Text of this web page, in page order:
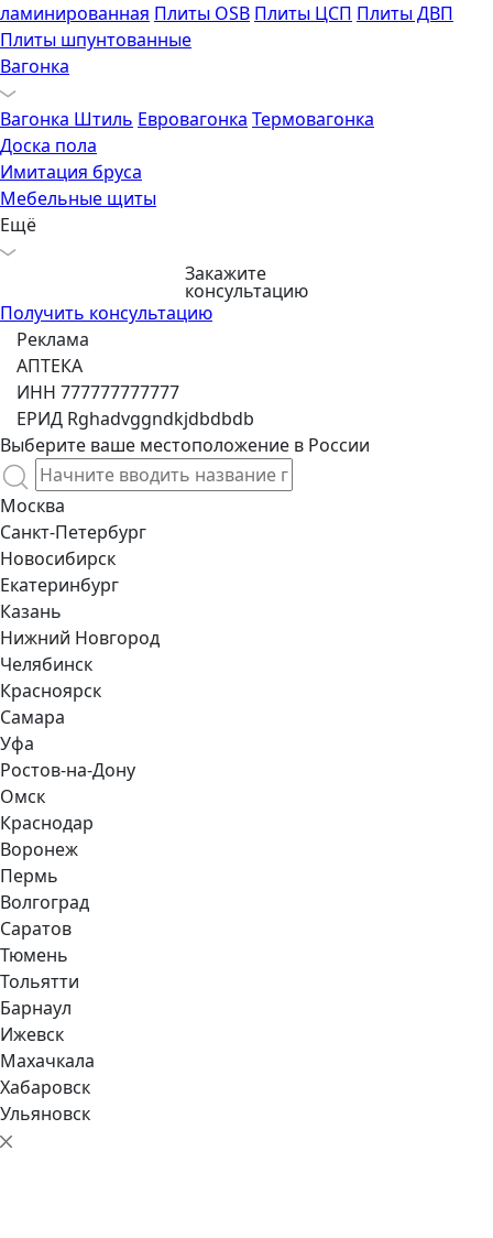
ламинированная Плиты OSB Плиты ЦСП Плиты ДВП
Плиты шпунтованные
Вагонка
Вагонка Штиль Евровагонка Термовагонка
Доска пола
Имитация бруса
Мебельные щиты
Ещё
Закажите
консультацию
Получить консультацию
Реклама
АПТЕКА
ИНН 777777777777
ЕРИД Rghadvggndkjdbdbdb
Выберите ваше местоположение в России
Москва
Санкт-Петербург
Новосибирск
Екатеринбург
Казань
Нижний Новгород
Челябинск
Красноярск
Самара
Уфа
Ростов-на-Дону
Омск
Краснодар
Воронеж
Пермь
Волгоград
Саратов
Тюмень
Тольятти
Барнаул
Ижевск
Махачкала
Хабаровск
Ульяновск